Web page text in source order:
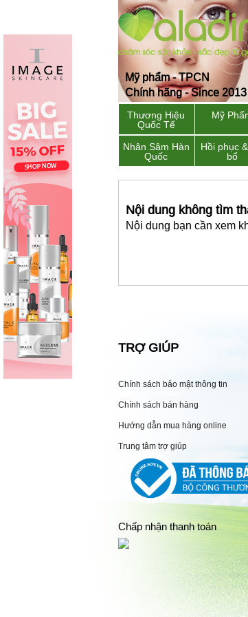
Mỹ phẩm - TPCN
Chính hãng - Since 2013
Thương Hiệu
Quốc Tế
Mỹ
Nhân Sâm Hàn
Quốc
Hồi phục
bổ
Nội dung không tìm
Nội dung bạn cần xem
TRỢ GIÚP
Chính sách bảo mật thông tin
Chính sách bán hàng
Hướng dẫn mua hàng online
Trung tâm trợ giúp
Chấp nhận thanh toán